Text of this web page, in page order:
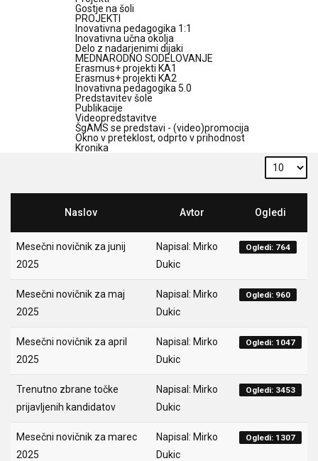
Gostje na šoli
PROJEKTI
Inovativna pedagogika 1:1
Inovativna učna okolja
Delo z nadarjenimi dijaki
MEDNARODNO SODELOVANJE
Erasmus+ projekti KA1
Erasmus+ projekti KA2
Inovativna pedagogika 5.0
Predstavitev šole
Publikacije
Videopredstavitve
ŠgAMS se predstavi - (video)promocija
Okno v preteklost, odprto v prihodnost
Kronika
Naslov Avtor Ogledi
Mesečni novičnik za junij
2025
Napisal: Mirko
Dukic
Ogledi: 764
Mesečni novičnik za maj
2025
Napisal: Mirko
Dukic
Ogledi: 960
Mesečni novičnik za april
2025
Napisal: Mirko
Dukic
Ogledi: 1047
Trenutno zbrane točke
prijavljenih kandidatov
Napisal: Mirko
Dukic
Ogledi: 3453
Mesečni novičnik za marec
2025
Napisal: Mirko
Dukic
Ogledi: 1307